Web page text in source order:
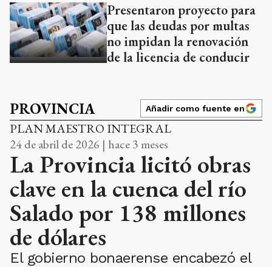
Presentaron proyecto para
que las deudas por multas
no impidan la renovación
de la licencia de conducir
PROVINCIA Añadir como fuente en
PLAN MAESTRO INTEGRAL
24 de abril de 2026 | hace 3 meses
La Provincia licitó obras
clave en la cuenca del río
Salado por 138 millones
de dólares
El gobierno bonaerense encabezó el